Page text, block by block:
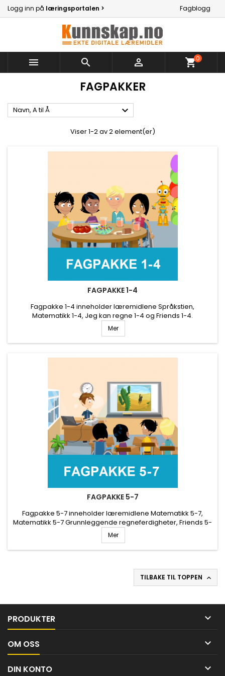
Logg inn på læringsportalen > Fagblogg
   shopping_cart0
FAGPAKKER
Navn, A til Å 
Viser 1-2 av 2 element(er)
FAGPAKKE 1-4
Fagpakke 1-4 inneholder læremidlene Språkstien,
Matematikk 1-4, Jeg kan regne 1-4 og Friends 1-4.
Læremidlene gir store muligheter for differensiering og
selvstendig arbeid. Ønsker du skoleavtale på Fagpakke 1-4?
Ta kontakt på kunnskap@kunnskap.no
Mer
FAGPAKKE 5-7
Fagpakke 5-7 inneholder læremidlene Matematikk 5-7,
Matematikk 5-7 Grunnleggende regneferdigheter, Friends 5-
7 og Syklus 5-7. Læremidlene gir store muligheter for
differensiering og selvstendig arbeid. Ønsker du skoleavtale
på Fagpakke 1-4? Ta kontakt på kunnskap@kunnskap.no
Mer
TILBAKE TIL TOPPEN 
PRODUKTER 
OM OSS 
DIN KONTO 